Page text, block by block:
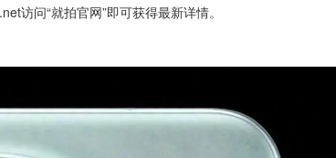
访问“就拍官网”即可获得最新详情。